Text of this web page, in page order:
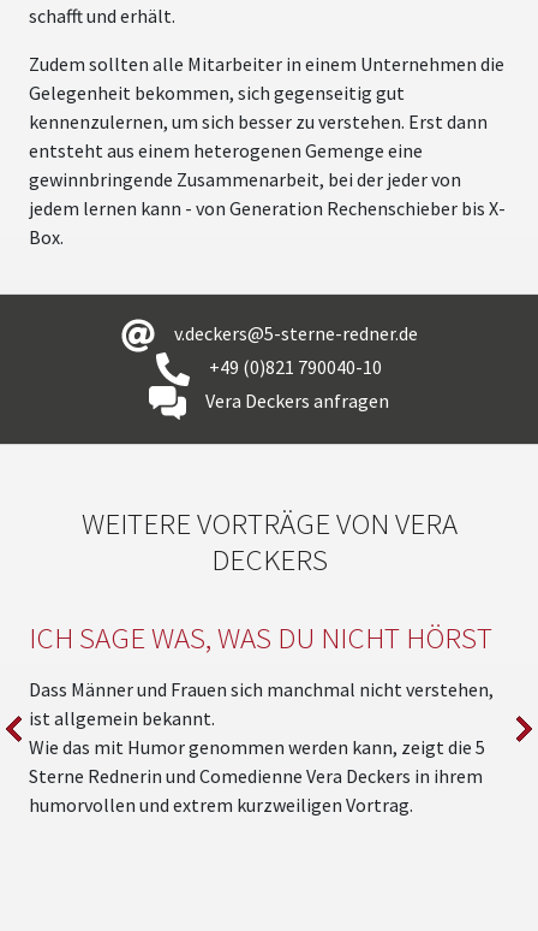
schafft und erhält.
Zudem sollten alle Mitarbeiter in einem Unternehmen die
Gelegenheit bekommen, sich gegenseitig gut
kennenzulernen, um sich besser zu verstehen. Erst dann
entsteht aus einem heterogenen Gemenge eine
gewinnbringende Zusammenarbeit, bei der jeder von
jedem lernen kann - von Generation Rechenschieber bis X-
Box.
v.deckers@5-sterne-redner.de
+49 (0)821 790040-10
Vera Deckers anfragen
WEITERE VORTRÄGE VON VERA
DECKERS
ICH SAGE WAS, WAS DU NICHT HÖRST
Dass Männer und Frauen sich manchmal nicht verstehen,
ist allgemein bekannt.
Wie das mit Humor genommen werden kann, zeigt die 5
Sterne Rednerin und Comedienne Vera Deckers in ihrem
humorvollen und extrem kurzweiligen Vortrag.